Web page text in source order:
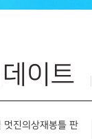
이트
멋진의상재봉틀 판